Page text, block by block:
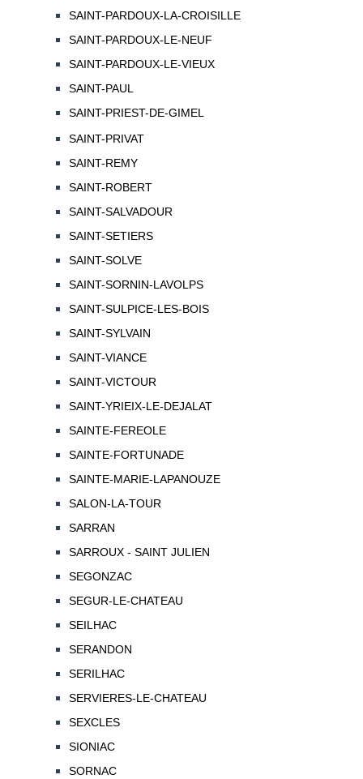
SAINT-PARDOUX-LA-CROISILLE
SAINT-PARDOUX-LE-NEUF
SAINT-PARDOUX-LE-VIEUX
SAINT-PAUL
SAINT-PRIEST-DE-GIMEL
SAINT-PRIVAT
SAINT-REMY
SAINT-ROBERT
SAINT-SALVADOUR
SAINT-SETIERS
SAINT-SOLVE
SAINT-SORNIN-LAVOLPS
SAINT-SULPICE-LES-BOIS
SAINT-SYLVAIN
SAINT-VIANCE
SAINT-VICTOUR
SAINT-YRIEIX-LE-DEJALAT
SAINTE-FEREOLE
SAINTE-FORTUNADE
SAINTE-MARIE-LAPANOUZE
SALON-LA-TOUR
SARRAN
SARROUX - SAINT JULIEN
SEGONZAC
SEGUR-LE-CHATEAU
SEILHAC
SERANDON
SERILHAC
SERVIERES-LE-CHATEAU
SEXCLES
SIONIAC
SORNAC